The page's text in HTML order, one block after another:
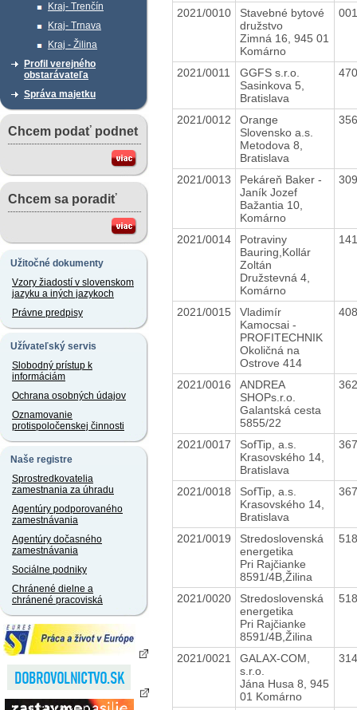
Kraj- Trenčín
Kraj- Trnava
Kraj - Žilina
Profil verejného
obstarávateľa
Správa majetku
Chcem podať podnet
Chcem sa poradiť
Užitočné dokumenty
Vzory žiadostí v slovenskom
jazyku a iných jazykoch
Právne predpisy
Užívateľský servis
Slobodný prístup k
informáciám
Ochrana osobných údajov
Oznamovanie
protispoločenskej činnosti
Naše registre
Sprostredkovatelia
zamestnania za úhradu
Agentúry podporovaného
zamestnávania
Agentúry dočasného
zamestnávania
Sociálne podniky
Chránené dielne a
chránené pracoviská
2021/0010
Stavebné bytové
družstvo
Zimná 16, 945 01
Komárno
2021/0011
GGFS s.r.o.
Sasinkova 5,
Bratislava
2021/0012
Orange
Slovensko a.s.
Metodova 8,
Bratislava
2021/0013
Pekáreň Baker -
Janík Jozef
Bažantia 10,
Komárno
2021/0014
Potraviny
Bauring,Kollár
Zoltán
Družstevná 4,
Komárno
2021/0015
Vladimír
Kamocsai -
PROFITECHNIK
Okoličná na
Ostrove 414
2021/0016
ANDREA
SHOPs.r.o.
Galantská cesta
5855/22
2021/0017
SofTip, a.s.
Krasovského 14,
Bratislava
2021/0018
SofTip, a.s.
Krasovského 14,
Bratislava
2021/0019
Stredoslovenská
energetika
Pri Rajčianke
8591/4B,Žilina
2021/0020
Stredoslovenská
energetika
Pri Rajčianke
8591/4B,Žilina
2021/0021
GALAX-COM,
s.r.o.
Jána Husa 8, 945
01 Komárno